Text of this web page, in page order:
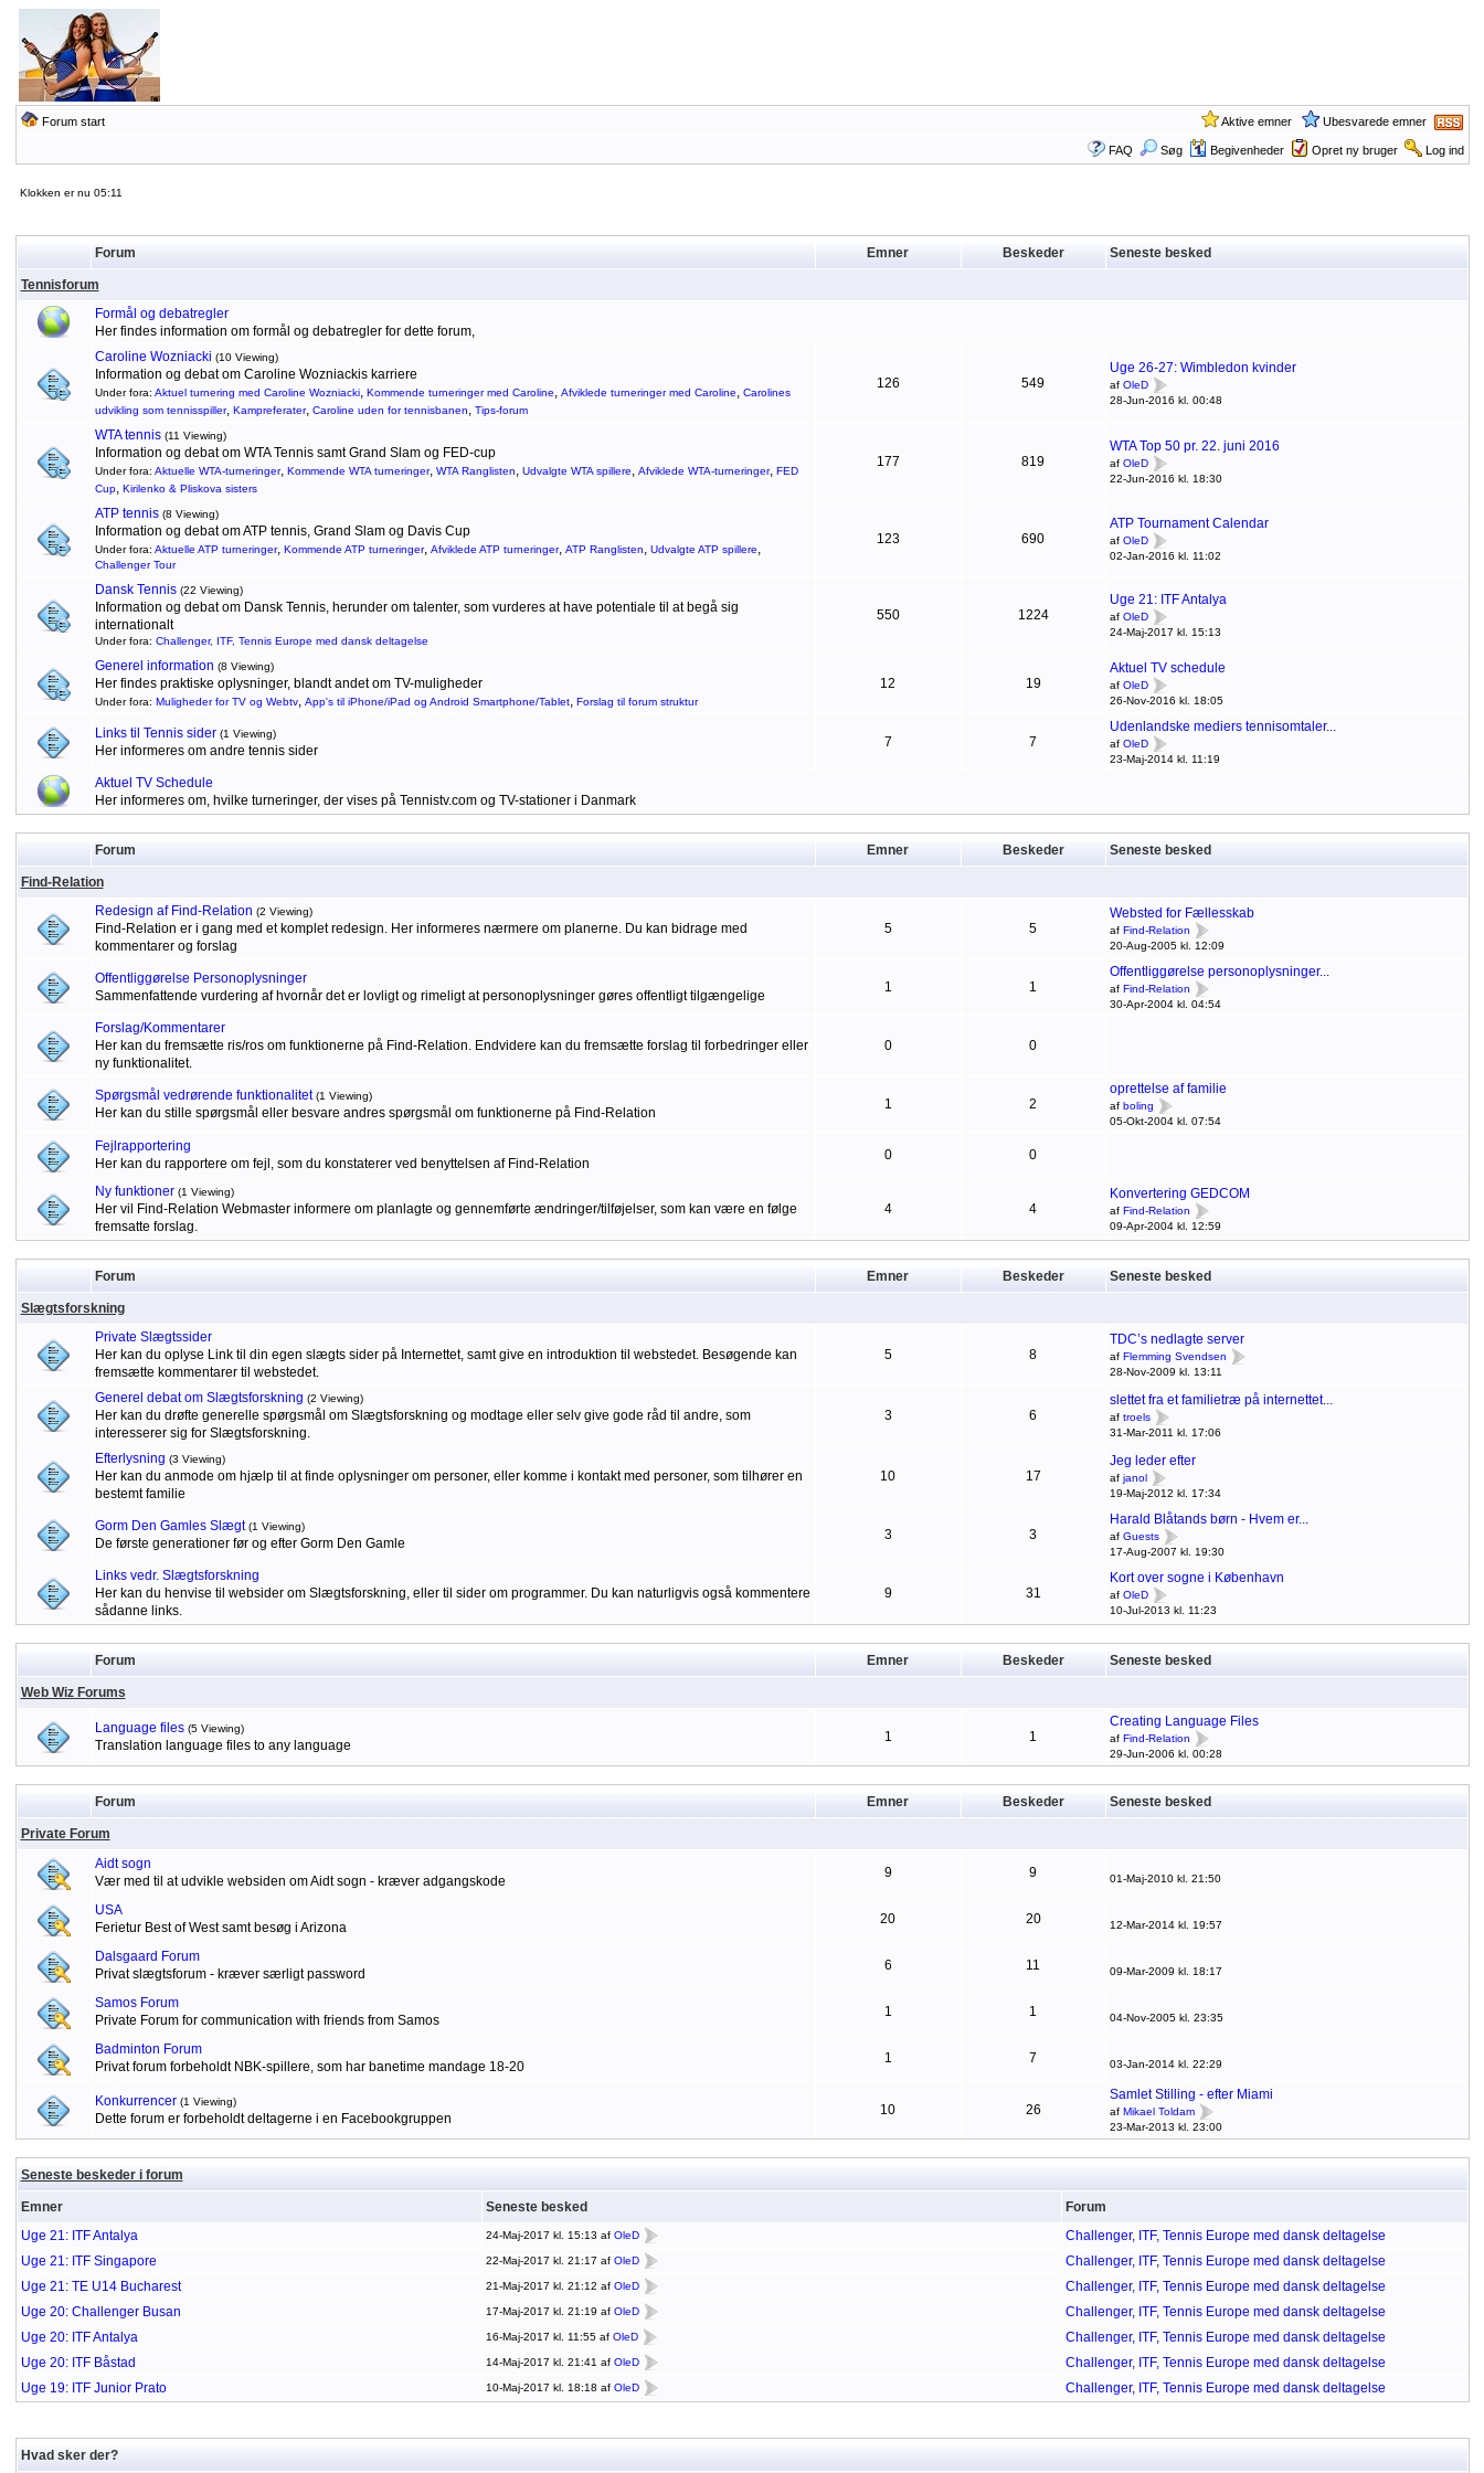
Forum start Aktive emner Ubesvarede emner
FAQ Søg Begivenheder Opret ny bruger Log ind
Klokken er nu 05:11
Forum Emner Beskeder Seneste besked
Tennisforum
Formål og debatregler
Her findes information om formål og debatregler for dette forum,
Caroline Wozniacki (10 Viewing)
Information og debat om Caroline Wozniackis karriere
Under fora: Aktuel turnering med Caroline Wozniacki, Kommende turneringer med Caroline, Afviklede turneringer med Caroline, Carolines
udvikling som tennisspiller, Kampreferater, Caroline uden for tennisbanen, Tips-forum
126 549
Uge 26-27: Wimbledon kvinder
af OleD
28-Jun-2016 kl. 00:48
WTA tennis (11 Viewing)
Information og debat om WTA Tennis samt Grand Slam og FED-cup
Under fora: Aktuelle WTA-turneringer, Kommende WTA turneringer, WTA Ranglisten, Udvalgte WTA spillere, Afviklede WTA-turneringer, FED
Cup, Kirilenko & Pliskova sisters
177 819
WTA Top 50 pr. 22. juni 2016
af OleD
22-Jun-2016 kl. 18:30
ATP tennis (8 Viewing)
Information og debat om ATP tennis, Grand Slam og Davis Cup
Under fora: Aktuelle ATP turneringer, Kommende ATP turneringer, Afviklede ATP turneringer, ATP Ranglisten, Udvalgte ATP spillere,
Challenger Tour
123 690
ATP Tournament Calendar
af OleD
02-Jan-2016 kl. 11:02
Dansk Tennis (22 Viewing)
Information og debat om Dansk Tennis, herunder om talenter, som vurderes at have potentiale til at begå sig
internationalt
Under fora: Challenger, ITF, Tennis Europe med dansk deltagelse
550 1224
Uge 21: ITF Antalya
af OleD
24-Maj-2017 kl. 15:13
Generel information (8 Viewing)
Her findes praktiske oplysninger, blandt andet om TV-muligheder
Under fora: Muligheder for TV og Webtv, App's til iPhone/iPad og Android Smartphone/Tablet, Forslag til forum struktur
12 19
Aktuel TV schedule
af OleD
26-Nov-2016 kl. 18:05
Links til Tennis sider (1 Viewing)
Her informeres om andre tennis sider
7 7
Udenlandske mediers tennisomtaler...
af OleD
23-Maj-2014 kl. 11:19
Aktuel TV Schedule
Her informeres om, hvilke turneringer, der vises på Tennistv.com og TV-stationer i Danmark
Forum Emner Beskeder Seneste besked
Find-Relation
Redesign af Find-Relation (2 Viewing)
Find-Relation er i gang med et komplet redesign. Her informeres nærmere om planerne. Du kan bidrage med
kommentarer og forslag
5 5
Websted for Fællesskab
af Find-Relation
20-Aug-2005 kl. 12:09
Offentliggørelse Personoplysninger
Sammenfattende vurdering af hvornår det er lovligt og rimeligt at personoplysninger gøres offentligt tilgængelige
1 1
Offentliggørelse personoplysninger...
af Find-Relation
30-Apr-2004 kl. 04:54
Forslag/Kommentarer
Her kan du fremsætte ris/ros om funktionerne på Find-Relation. Endvidere kan du fremsætte forslag til forbedringer eller
ny funktionalitet.
0 0
Spørgsmål vedrørende funktionalitet (1 Viewing)
Her kan du stille spørgsmål eller besvare andres spørgsmål om funktionerne på Find-Relation
1 2
oprettelse af familie
af boling
05-Okt-2004 kl. 07:54
Fejlrapportering
Her kan du rapportere om fejl, som du konstaterer ved benyttelsen af Find-Relation
0 0
Ny funktioner (1 Viewing)
Her vil Find-Relation Webmaster informere om planlagte og gennemførte ændringer/tilføjelser, som kan være en følge
fremsatte forslag.
4 4
Konvertering GEDCOM
af Find-Relation
09-Apr-2004 kl. 12:59
Forum Emner Beskeder Seneste besked
Slægtsforskning
Private Slægtssider
Her kan du oplyse Link til din egen slægts sider på Internettet, samt give en introduktion til webstedet. Besøgende kan
fremsætte kommentarer til webstedet.
5 8
TDC’s nedlagte server
af Flemming Svendsen
28-Nov-2009 kl. 13:11
Generel debat om Slægtsforskning (2 Viewing)
Her kan du drøfte generelle spørgsmål om Slægtsforskning og modtage eller selv give gode råd til andre, som
interesserer sig for Slægtsforskning.
3 6
slettet fra et familietræ på internettet...
af troels
31-Mar-2011 kl. 17:06
Efterlysning (3 Viewing)
Her kan du anmode om hjælp til at finde oplysninger om personer, eller komme i kontakt med personer, som tilhører en
bestemt familie
10 17
Jeg leder efter
af janol
19-Maj-2012 kl. 17:34
Gorm Den Gamles Slægt (1 Viewing)
De første generationer før og efter Gorm Den Gamle
3 3
Harald Blåtands børn - Hvem er...
af Guests
17-Aug-2007 kl. 19:30
Links vedr. Slægtsforskning
Her kan du henvise til websider om Slægtsforskning, eller til sider om programmer. Du kan naturligvis også kommentere
sådanne links.
9 31
Kort over sogne i København
af OleD
10-Jul-2013 kl. 11:23
Forum Emner Beskeder Seneste besked
Web Wiz Forums
Language files (5 Viewing)
Translation language files to any language
1 1
Creating Language Files
af Find-Relation
29-Jun-2006 kl. 00:28
Forum Emner Beskeder Seneste besked
Private Forum
Aidt sogn
Vær med til at udvikle websiden om Aidt sogn - kræver adgangskode
9 9 01-Maj-2010 kl. 21:50
USA
Ferietur Best of West samt besøg i Arizona
20 20 12-Mar-2014 kl. 19:57
Dalsgaard Forum
Privat slægtsforum - kræver særligt password
6 11 09-Mar-2009 kl. 18:17
Samos Forum
Private Forum for communication with friends from Samos
1 1 04-Nov-2005 kl. 23:35
Badminton Forum
Privat forum forbeholdt NBK-spillere, som har banetime mandage 18-20
1 7 03-Jan-2014 kl. 22:29
Konkurrencer (1 Viewing)
Dette forum er forbeholdt deltagerne i en Facebookgruppen
10 26
Samlet Stilling - efter Miami
af Mikael Toldam
23-Mar-2013 kl. 23:00
Seneste beskeder i forum
Emner Seneste besked
Forum
Uge 21: ITF Antalya
24-Maj-2017 kl. 15:13 af OleD
Challenger, ITF, Tennis Europe med dansk deltagelse
Uge 21: ITF Singapore
22-Maj-2017 kl. 21:17 af OleD
Challenger, ITF, Tennis Europe med dansk deltagelse
Uge 21: TE U14 Bucharest
21-Maj-2017 kl. 21:12 af OleD
Challenger, ITF, Tennis Europe med dansk deltagelse
Uge 20: Challenger Busan
17-Maj-2017 kl. 21:19 af OleD
Challenger, ITF, Tennis Europe med dansk deltagelse
Uge 20: ITF Antalya
16-Maj-2017 kl. 11:55 af OleD
Challenger, ITF, Tennis Europe med dansk deltagelse
Uge 20: ITF Båstad
14-Maj-2017 kl. 21:41 af OleD
Challenger, ITF, Tennis Europe med dansk deltagelse
Uge 19: ITF Junior Prato
10-Maj-2017 kl. 18:18 af OleD Challenger, ITF, Tennis Europe med dansk deltagelse
Hvad sker der?